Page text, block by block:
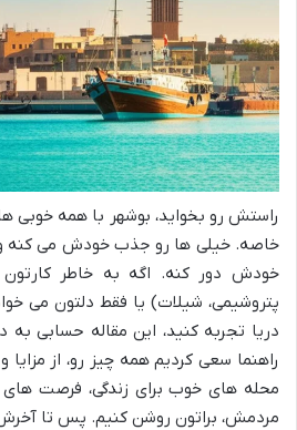
راستش رو بخواید، بوشهر با همه خوبی
خاصه. خیلی ها رو جذب خودش می کنه
خودش دور کنه. اگه به خاطر
پتروشیمی، شیلات) یا فقط دلتون می
دریا تجربه کنید، این مقاله حسابی به
راهنما سعی کردیم همه چیز رو، از مزایا
محله های خوب برای زندگی، فرصت
مردمش، براتون روشن کنیم. پس تا آخرش